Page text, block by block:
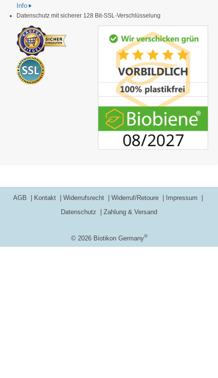
Info
Datenschutz mit sicherer 128 Bit-SSL-Verschlüsselung
© 2026 Biotikon Germany®
AGB Kontakt Widerrufsrecht Widerruf/Retoure
Impressum
Datenschutz
Zahlung & Versand